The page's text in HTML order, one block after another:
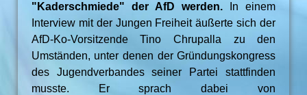
"Kaderschmiede" der AfD werden.
In einem
Interview mit der Jungen Freiheit äußerte sich der
AfD-Ko-Vorsitzende Tino Chrupalla zu den
Umständen, unter denen der Gründungskongress
des Jugendverbandes seiner Partei stattfinden
musste. Er sprach dabei von